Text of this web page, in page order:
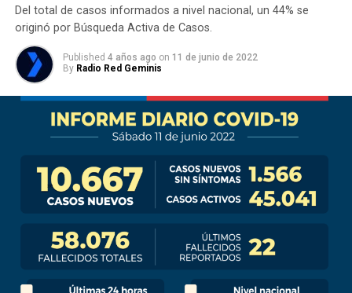
Del total de casos informados a nivel nacional, un 44% se
originó por Búsqueda Activa de Casos.
Published 4 años ago on 11 de junio de 2022
By Radio Red Geminis